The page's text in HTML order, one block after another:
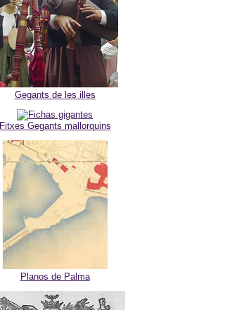
Gegants de les illes
Fitxes Gegants mallorquins
Planos de Palma